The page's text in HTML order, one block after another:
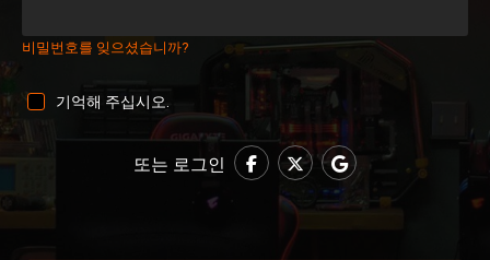
비밀번호를 잊으셨습니까?
기억해 주십시오.
또는 로그인